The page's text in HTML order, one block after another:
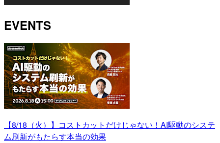
EVENTS
【8/18（火）】コストカットだけじゃない！AI駆動のシステ
ム刷新がもたらす本当の効果